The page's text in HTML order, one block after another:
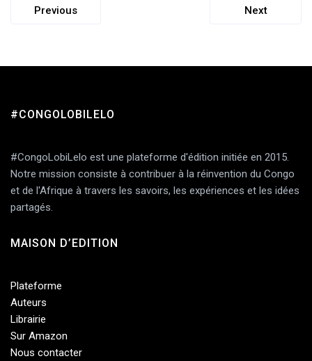
Previous Next
#CONGOLOBILELO
#CongoLobiLelo est une plateforme d'édition initiée en 2015.
Notre mission consiste à contribuer à la réinvention du Congo
et de l'Afrique à travers les savoirs, les expériences et les idées
partagés.
MAISON D’EDITION
Plateforme
Auteurs
Librairie
Sur Amazon
Nous contacter